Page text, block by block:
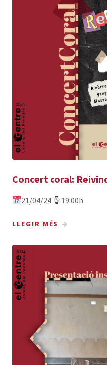
Concert coral:
21/04/24 19:00h
LLEGIR MÉS